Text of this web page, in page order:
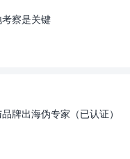
察是关键
牌出海伪专家（已认证）